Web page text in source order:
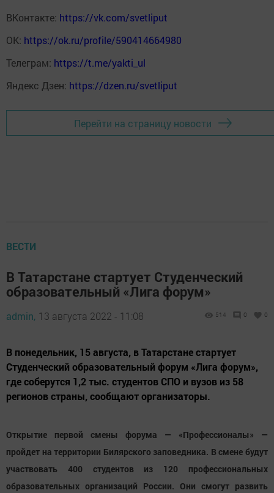
ВКонтакте: https://vk.com/svetliput
ОК: https://ok.ru/profile/590414664980
Телеграм: https://t.me/yakti_ul
Яндекс Дзен: https://dzen.ru/svetliput
Перейти на страницу новости
ВЕСТИ
В Татарстане стартует Студенческий
образовательный «Лига форум»
admin, 13 августа 2022 - 11:08 514 0 0
В понедельник, 15 августа, в Татарстане стартует
Студенческий образовательный форум «Лига форум»,
где соберутся 1,2 тыс. студентов СПО и вузов из 58
регионов страны, сообщают организаторы.
Открытие первой смены форума — «Профессионалы» —
пройдет на территории Билярского заповедника. В смене будут
участвовать 400 студентов из 120 профессиональных
образовательных организаций России. Они смогут развить